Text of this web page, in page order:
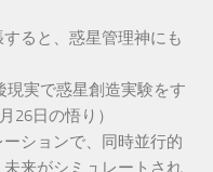
ると、惑星管理神にも
現実で惑星創造実験をす
26日の悟り）
ションで、同時並行的
来がシミュレートされ